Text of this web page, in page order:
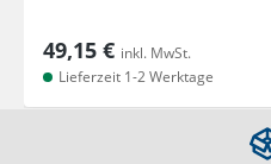
49,15 € inkl. MwSt.
Lieferzeit 1-2 Werktage